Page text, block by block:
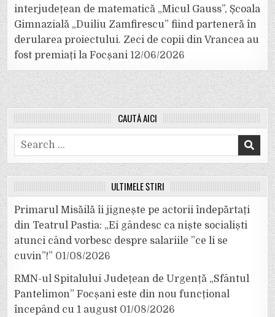
interjudețean de matematică „Micul Gauss”, Școala
Gimnazială „Duiliu Zamfirescu” fiind parteneră în
derularea proiectului. Zeci de copii din Vrancea au
fost premiați la Focșani 12/06/2026
CAUTĂ AICI
Search
for:
ULTIMELE ȘTIRI
Primarul Misăilă îi jignește pe actorii îndepărtați
din Teatrul Pastia: „Ei gândesc ca niște socialiști
atunci când vorbesc despre salariile ”ce li se
cuvin”!” 01/08/2026
RMN-ul Spitalului Județean de Urgență „Sfântul
Pantelimon” Focșani este din nou funcțional
începând cu 1 august 01/08/2026